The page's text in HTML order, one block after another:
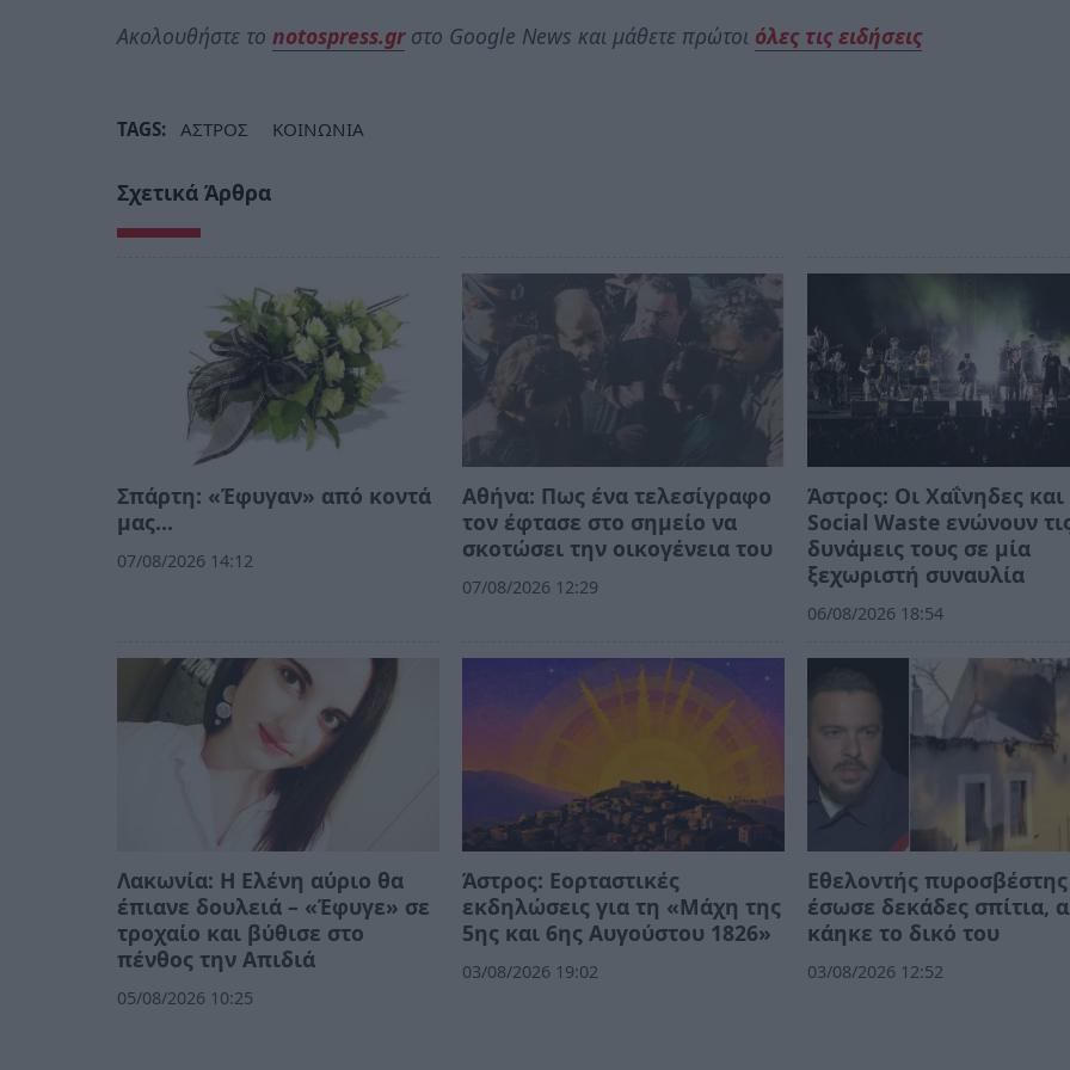
Ακολουθήστε το notospress.grστο Google News και μάθετε πρώτοι όλες τις ειδήσεις
TAGS: ΑΣΤΡΟΣ ΚΟΙΝΩΝΙΑ
Σχετικά Άρθρα
Σπάρτη: «Έφυγαν» από κοντά
μας…
07/08/2026 14:12
Αθήνα: Πως ένα τελεσίγραφο
τον έφτασε στο σημείο να
σκοτώσει την οικογένεια του
07/08/2026 12:29
Άστρος: Οι Χαΐνηδες και
Social Waste ενώνουν
δυνάμεις τους σε μία
ξεχωριστή συναυλία
06/08/2026 18:54
Λακωνία: Η Ελένη αύριο θα
έπιανε δουλειά – «Έφυγε» σε
τροχαίο και βύθισε στο
πένθος την Απιδιά
05/08/2026 10:25
Άστρος: Εορταστικές
εκδηλώσεις για τη «Μάχη της
5ης και 6ης Αυγούστου 1826»
03/08/2026 19:02
Εθελοντής πυροσβέστης
έσωσε δεκάδες σπίτια,
κάηκε το δικό του
03/08/2026 12:52